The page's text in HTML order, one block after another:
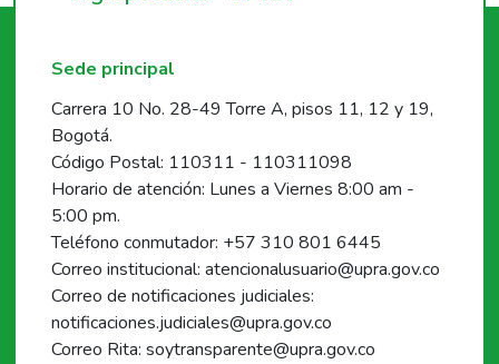
Sede principal
Carrera 10 No. 28-49 Torre A, pisos 11, 12 y 19,
Bogotá.
Código Postal: 110311 - 110311098
Horario de atención: Lunes a Viernes 8:00 am -
5:00 pm.
Teléfono conmutador: +57 310 801 6445
Correo institucional: atencionalusuario@upra.gov.co
Correo de notificaciones judiciales:
notificaciones.judiciales@upra.gov.co
Correo Rita: soytransparente@upra.gov.co